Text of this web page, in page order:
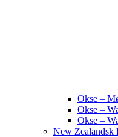
Okse –
Okse –
Okse –
New Zealandsk